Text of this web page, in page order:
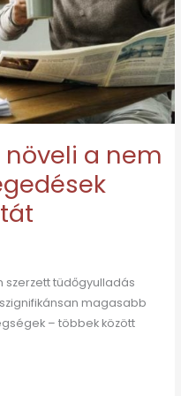
a nem
szerzett tüdőgyulladás
magasabb
– többek között